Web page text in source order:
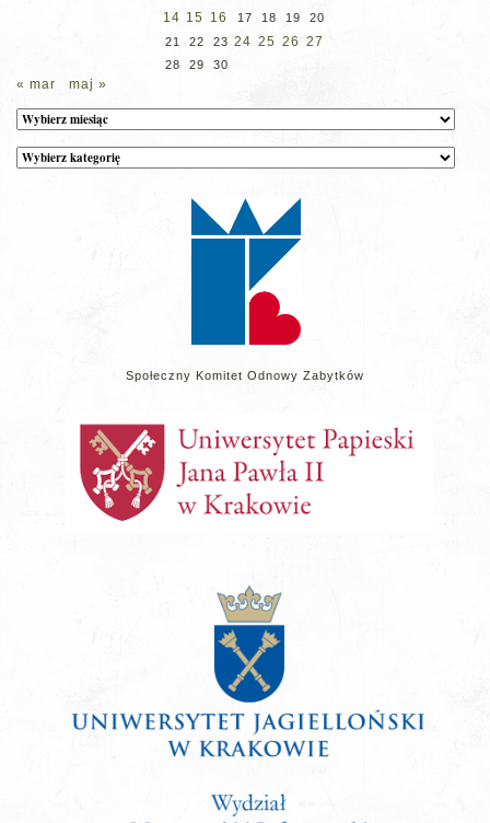
14 15 16 17 18 19
20
21
22 23 24 25 26 27
28 29 30
« mar maj »
Archiwum
Kategorie
wpisów
Społeczny Komitet Odnowy Zabytków